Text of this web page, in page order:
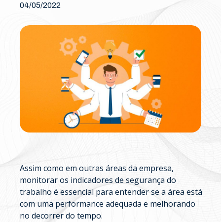
04/05/2022
Assim como em outras áreas da empresa,
monitorar os indicadores de segurança do
trabalho é essencial para entender se a área está
com uma performance adequada e melhorando
no decorrer do tempo.